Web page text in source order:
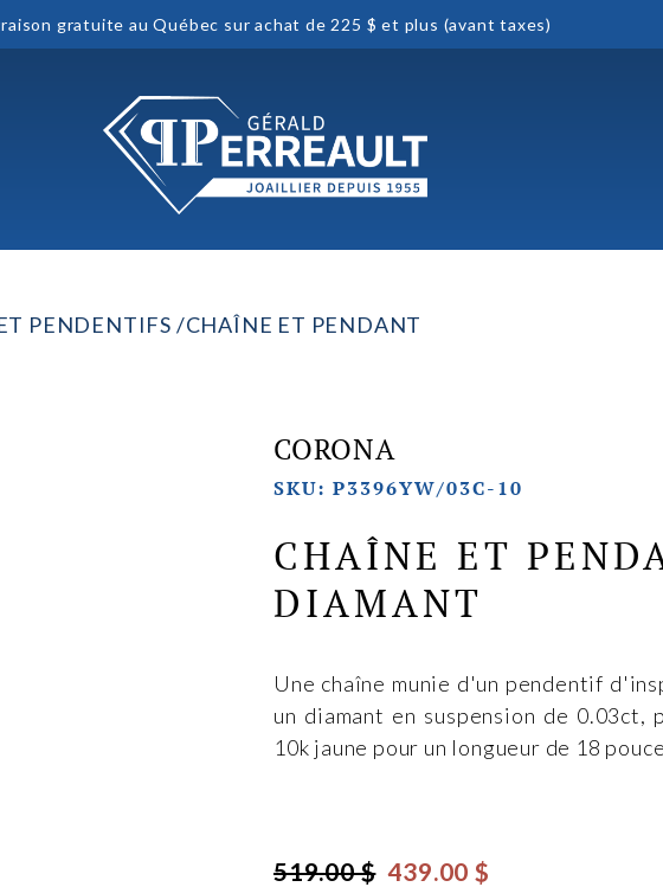
gratuite au Québec sur achat de 225 $ et plus (avant taxes)
PENDENTIFS CHAÎNE ET PENDANT
CORONA
SKU: P3396YW/03C-10
CHAÎNE ET
DIAMANT
Une chaîne munie d'un pendentif
un diamant en suspension de 0.03ct,
10k jaune pour un longueur de 18
519.00 $ 439.00 $